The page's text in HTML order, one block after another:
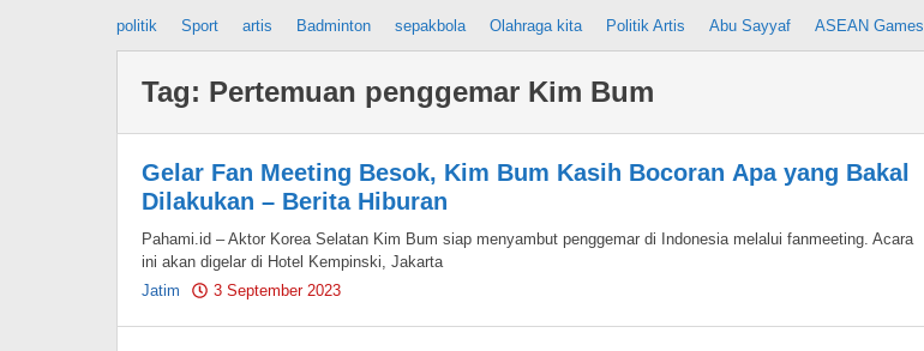
politik Sport artis Badminton sepakbola Olahraga kita Politik Artis Abu Sayyaf ASEAN Games
Tag: Pertemuan penggemar Kim Bum
Gelar Fan Meeting Besok, Kim Bum Kasih Bocoran Apa yang Bakal
Dilakukan – Berita Hiburan
Pahami.id – Aktor Korea Selatan Kim Bum siap menyambut penggemar di Indonesia melalui fanmeeting. Acara
ini akan digelar di Hotel Kempinski, Jakarta
Jatim
3 September 2023